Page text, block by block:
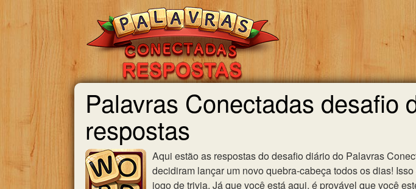
Palavras Conectadas desafio
respostas
Aqui estão as respostas do desafio diário do Palavras
decidiram lançar um novo quebra-cabeça todos os dias!
jogo de trivia. Já que você está aqui, é provável que você